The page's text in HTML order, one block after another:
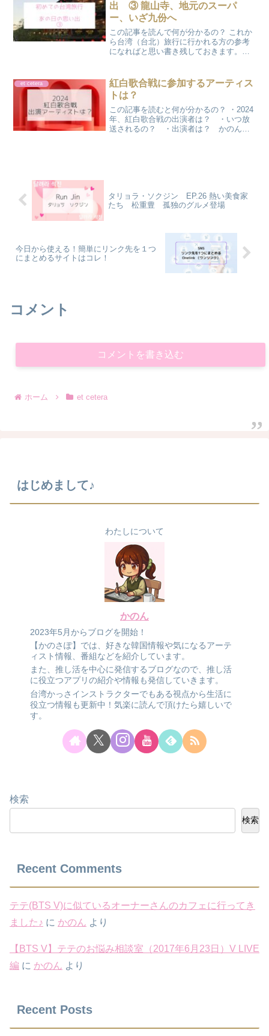
出 ③ 龍山寺、地元のスーパ
ー、いざ九份へ
この記事を読んで何が分かるの？ これか
ら台湾（台北）旅行に行かれる方の参考
になればと思い書き残しておきます。
できて上機嫌で次のスポットに向かいま
す♪人気のパワース...
et cetera
紅白歌合戦に参加するアーティス
トは？
この記事を読むと何が分かるの？ ・2024
年、紅白歌合戦の出演者は？ ・いつ放
送されるの？ ・出演者は？ かのんい
タリョラ・ソクジン EP.26 熱い美食家
たち 松重豊 孤独のグルメ登場
今日から使える！簡単にリンク先を１つ
にまとめるサイトはコレ！
コメント
コメントを書き込む
ホーム et cetera
はじめまして♪
わたしについて
かのん
2023年5月からブログを開始！
【かのさぽ】では、好きな韓国情報や気になるアーテ
ィスト情報、番組などを紹介しています。
また、推し活を中心に発信するブログなので、推し活
に役立つアプリの紹介や情報も発信していきます。
台湾かっさインストラクターでもある視点から生活に
役立つ情報も更新中！気楽に読んで頂けたら嬉しいで
す。
検索
検索
Recent Comments
テテ(BTS V)に似ているオーナーさんのカフェに行ってき
ました♪ に かのん より
【BTS V】テテのお悩み相談室（2017年6月23日）V LIVE
編 に かのん より
Recent Posts